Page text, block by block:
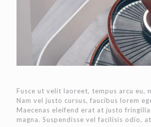
Fusce ut velit laoreet, tempus arcu eu,
Nam vel justo cursus, faucibus lorem
Maecenas eleifend erat at justo
magna. Suspendisse vel facilisis odio,